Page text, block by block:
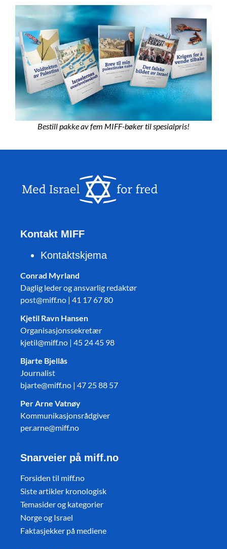
Bestill pakke av fem MIFF-bøker til spesialpris!
Kontakt MIFF
Kontaktskjema
Conrad Myrland
Daglig leder og ansvarlig redaktør
post@miff.no | 41 17 67 80
Kjetil Ravn Hansen
Organisasjonssekretær
kjetil@miff.no | 45 24 45 98
Bjarte Bjellås
Journalist
bjarte@miff.no | 47 25 88 57
Per Arne Vatnøy
Kommunikasjonsrådgiver
per.arne@miff.no
Snarveier på miff.no
Forsiden til miff.no
Siste artikler kronologisk
Temasider og kategorier
Norge og Israel
Faktasjekker på mediene